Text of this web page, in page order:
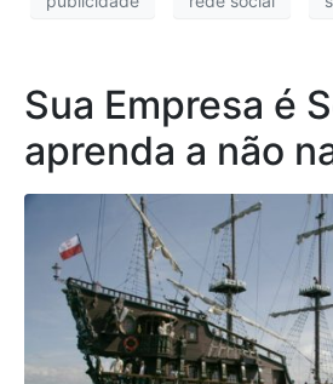
Sua Empresa é
aprenda a não